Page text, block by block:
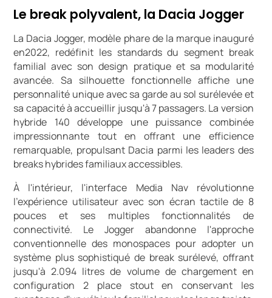
Le break polyvalent, la Dacia Jogger
La Dacia Jogger, modèle phare de la marque inauguré
en2022, redéfinit les standards du segment break
familial avec son design pratique et sa modularité
avancée. Sa silhouette fonctionnelle affiche une
personnalité unique avec sa garde au sol surélevée et
sa capacité à accueillir jusqu'à 7 passagers. La version
hybride 140 développe une puissance combinée
impressionnante tout en offrant une efficience
remarquable, propulsant Dacia parmi les leaders des
breaks hybrides familiaux accessibles.
À l'intérieur, l'interface Media Nav révolutionne
l'expérience utilisateur avec son écran tactile de 8
pouces et ses multiples fonctionnalités de
connectivité. Le Jogger abandonne l'approche
conventionnelle des monospaces pour adopter un
système plus sophistiqué de break surélevé, offrant
jusqu'à 2.094 litres de volume de chargement en
configuration 2 place stout en conservant les